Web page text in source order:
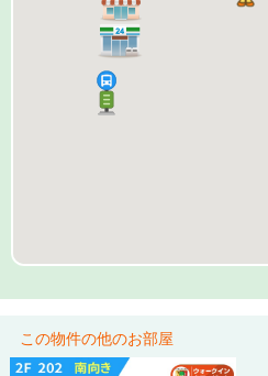
この物件の他のお部屋